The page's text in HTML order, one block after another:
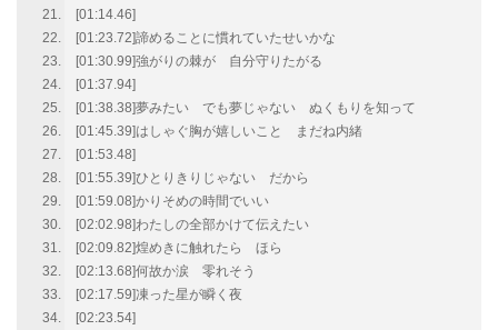
[01:14.46]
[01:23.72]諦めることに慣れていたせいかな
[01:30.99]強がりの棘が 自分守りたがる
[01:37.94]
[01:38.38]夢みたい でも夢じゃない ぬくもりを知って
[01:45.39]はしゃぐ胸が嬉しいこと まだね内緒
[01:53.48]
[01:55.39]ひとりきりじゃない だから
[01:59.08]かりそめの時間でいい
[02:02.98]わたしの全部かけて伝えたい
[02:09.82]煌めきに触れたら ほら
[02:13.68]何故か涙 零れそう
[02:17.59]凍った星が瞬く夜
[02:23.54]